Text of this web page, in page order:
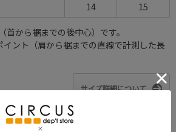
14 15
から裾までの後中心）です。
ント（肩から裾までの直線で計測した長
サイズ詳細について